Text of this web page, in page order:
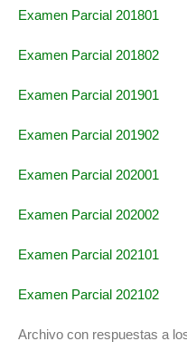
Examen Parcial 201801
Examen Parcial 201802
Examen Parcial 201901
Examen Parcial 201902
Examen Parcial 202001
Examen Parcial 202002
Examen Parcial 202101
Examen Parcial 202102
Archivo con respuestas a